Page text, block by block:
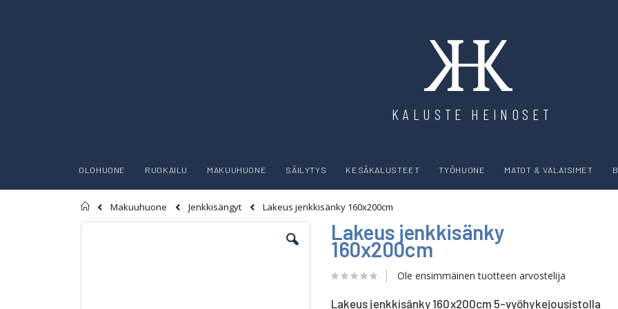
KALUSTE HEINOSET
OLOHUONE RUOKAILU MAKUUHUONE SÄILYTYS KESÄKALUSTEET TYÖHUONE MATOT & VALAISIMET
Etusivu
Makuuhuone Jenkkisängyt
Lakeus jenkkisänky 160x200cm
Skip
Lakeus jenkkisänky
160x200cm
Ole ensimmäinen tuotteen arvostelija
Lakeus jenkkisänky 160x200cm 5-vyöhykejousistolla